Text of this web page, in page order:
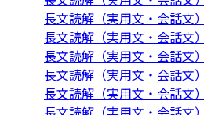
長文読解（実用文・会話文
長文読解（実用文・会話文
長文読解（実用文・会話文
長文読解（実用文・会話文
長文読解（実用文・会話文